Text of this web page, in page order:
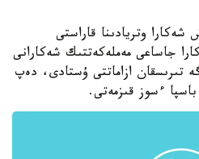
شەكارا وتريادىنا قاراستى
جاساعى مەملەكەتتىك شەكارانى
تىرىسقان ازاماتتى ۇستادى، دەپ
ءسوز قىزمەتى.